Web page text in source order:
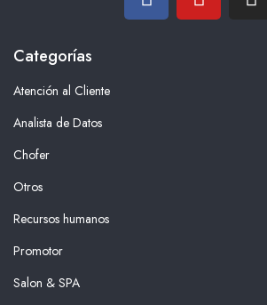
Categorías
Atención al Cliente
Analista de Datos
Chofer
Otros
Recursos humanos
Promotor
Salon & SPA